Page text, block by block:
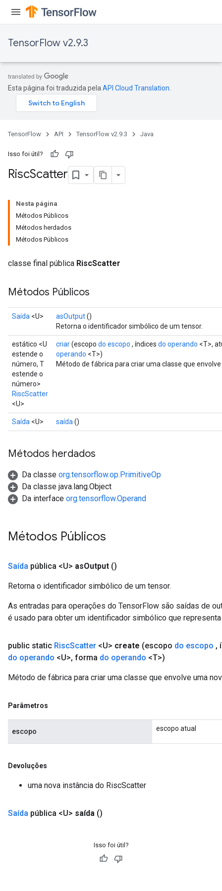
TensorFlow v2.9.3
Esta página foi traduzida pela API Cloud Translation
TensorFlow API TensorFlow v2.9.3 Java
Isso foi útil?
RiscScatter
Nesta página
Métodos Públicos
Métodos herdados
Métodos Públicos
classe final pública RiscScatter
Métodos Públicos
Saída <U> asOutput()
Retorna o identificador simbólico de um tensor.
estático <U
estende o
número, T
estende o
número>
RiscScatter
<U>
criar(escopo do escopo , índices do operando <T>,
operando <T>)
Método de fábrica para criar uma classe que
Saída <U> saída ()
Métodos herdados
Da classe org.tensorflow.op.PrimitiveOp
Da classe java.lang.Object
Da interface org.tensorflow.Operand
Métodos Públicos
Saída pública <U> asOutput ()
Retorna o identificador simbólico de um tensor.
As entradas para operações do TensorFlow são saídas de
é usado para obter um identificador simbólico que
public static RiscScatter <U> create (escopo do escopo ,
do operando <U>, forma do operando <T>)
Método de fábrica para criar uma classe que envolve uma
Parâmetros
escopo escopo atual
Devoluções
uma nova instância do RiscScatter
Saída pública <U> saída ()
Isso foi útil?